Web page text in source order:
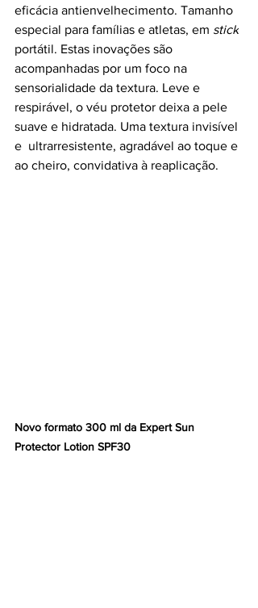
eficácia antienvelhecimento. Tamanho
especial para famílias e atletas, em stick
portátil. Estas inovações são
acompanhadas por um foco na
sensorialidade da textura. Leve e
respirável, o véu protetor deixa a pele
suave e hidratada. Uma textura invisível
e  ultrarresistente, agradável ao toque e
ao cheiro, convidativa à reaplicação.
Novo formato 300 ml da Expert Sun
Protector Lotion SPF30